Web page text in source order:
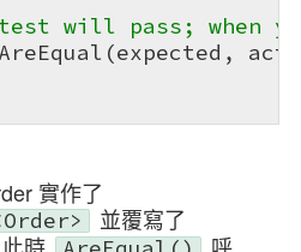
will pass; when
實作了
並覆寫了
此時 呼